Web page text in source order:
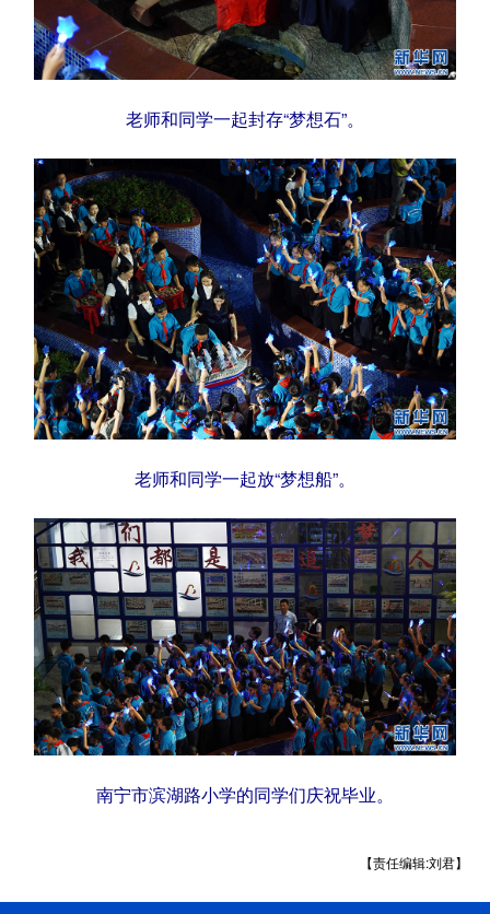
老师和同学一起封存“梦想石”。
老师和同学一起放“梦想船”。
南宁市滨湖路小学的同学们庆祝毕业。
【责任编辑:刘君】